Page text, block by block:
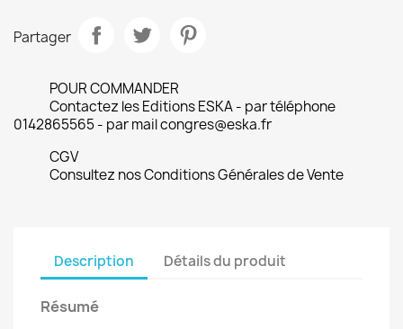
Partager
POUR COMMANDER
Contactez les Editions ESKA - par téléphone
0142865565 - par mail congres@eska.fr
CGV
Consultez nos Conditions Générales de Vente
Description Détails du produit
Résumé